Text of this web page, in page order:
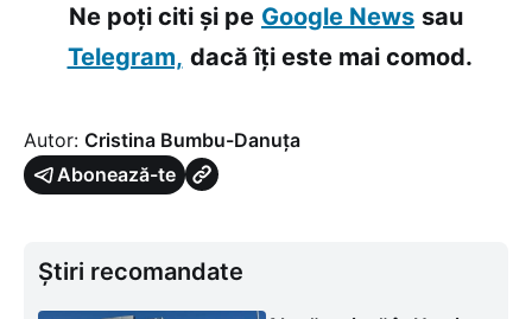
Ne poți citi și pe Google News sau
Telegram, dacă îți este mai comod.
Autor: Cristina Bumbu-Danuța
Abonează-te
Știri recomandate